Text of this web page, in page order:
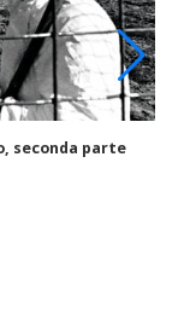
seconda parte